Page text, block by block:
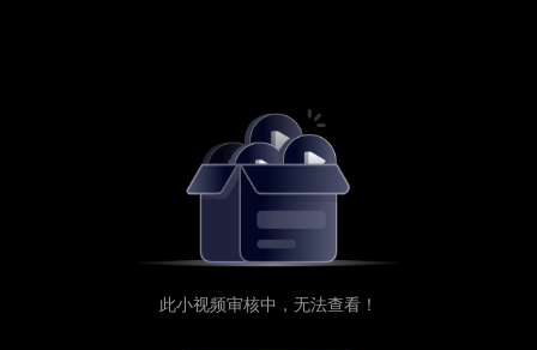
此小视频审核中，无法查看！